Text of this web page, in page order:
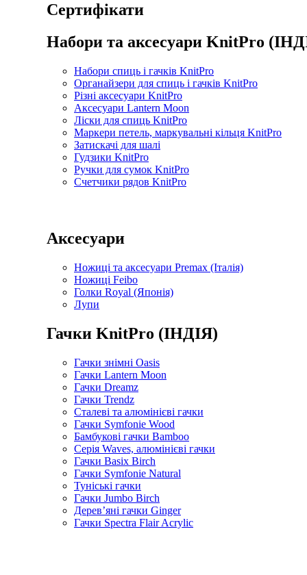
Сертифікати
Набори та аксесуари KnitPro
Набори спиць і гачків KnitPro
Органайзери для спиць і гачків KnitPro
Різні аксесуари KnitPro
Аксесуари Lantern Moon
Ліски для спиць KnitPro
Маркери петель, маркувальні кільця KnitPro
Затискачі для шалі
Гудзики KnitPro
Ручки для сумок KnitPro
Счетчики рядов KnitPro
Аксесуари
Ножиці та аксесуари Premax (Італія)
Ножиці Feibo
Голки Royal (Японія)
Лупи
Гачки KnitPro (ІНДІЯ)
Гачки знімні Oasis
Гачки Lantern Moon
Гачки Dreamz
Гачки Trendz
Сталеві та алюмінієві гачки
Гачки Symfonie Wood
Бамбукові гачки Bamboo
Серія Waves, алюмінієві гачки
Гачки Basix Birch
Гачки Symfonie Natural
Туніські гачки
Гачки Jumbo Birch
Дерев’яні гачки Ginger
Гачки Spectra Flair Acrylic